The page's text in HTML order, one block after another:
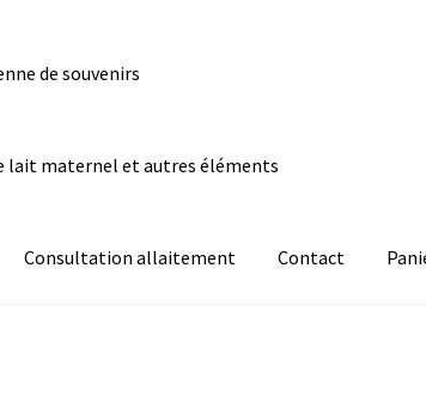
de souvenirs
lait maternel et autres éléments
Consultation allaitement Contact